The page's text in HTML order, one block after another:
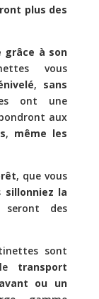
plus des
grâce à son
vous
, sans
ont une
aux
, même les
, que vous
sillonniez la
seront des
sont
transport
ou un